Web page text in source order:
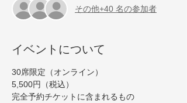
その他+40 名の参加者
イベントについて
30席限定（オンライン）
5,500円（税込）
完全予約チケットに含まれるもの